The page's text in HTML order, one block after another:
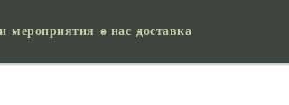
мероприятия о нас доставка